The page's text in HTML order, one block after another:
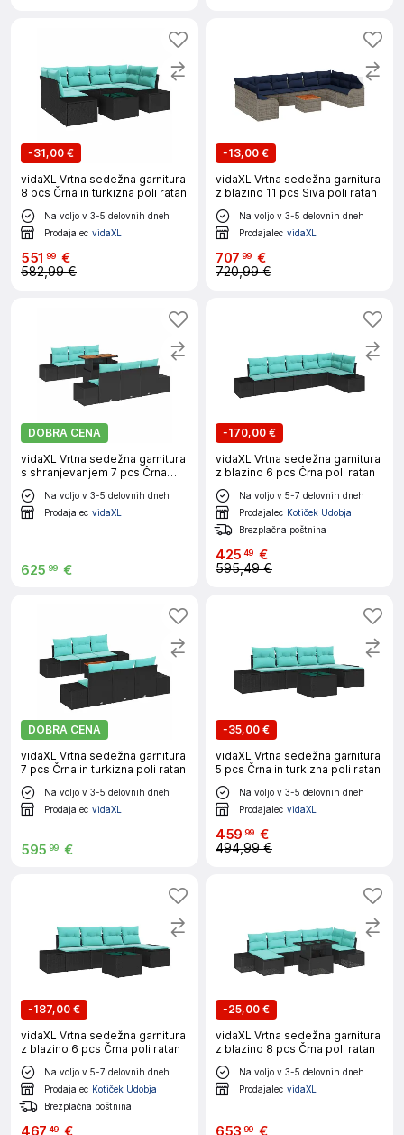
-31,00 €
vidaXL Vrtna sedežna garnitura
8 pcs Črna in turkizna poli ratan
Na voljo v 3-5 delovnih dneh
Prodajalec vidaXL
551 99 €
582,99 €
-13,00 €
vidaXL Vrtna sedežna garnitura
z blazino 11 pcs Siva poli ratan
Na voljo v 3-5 delovnih dneh
Prodajalec vidaXL
707 99 €
720,99 €
DOBRA CENA
vidaXL Vrtna sedežna garnitura
s shranjevanjem 7 pcs Črna
Poly ratan
Na voljo v 3-5 delovnih dneh
Prodajalec vidaXL
625 99 €
-170,00 €
vidaXL Vrtna sedežna garnitura
z blazino 6 pcs Črna poli ratan
Na voljo v 5-7 delovnih dneh
Prodajalec Kotiček Udobja
Brezplačna poštnina
425 49 €
595,49 €
DOBRA CENA
vidaXL Vrtna sedežna garnitura
7 pcs Črna in turkizna poli ratan
Na voljo v 3-5 delovnih dneh
Prodajalec vidaXL
595 99 €
-35,00 €
vidaXL Vrtna sedežna garnitura
5 pcs Črna in turkizna poli ratan
Na voljo v 3-5 delovnih dneh
Prodajalec vidaXL
459 99 €
494,99 €
-187,00 €
vidaXL Vrtna sedežna garnitura
z blazino 6 pcs Črna poli ratan
Na voljo v 5-7 delovnih dneh
Prodajalec Kotiček Udobja
Brezplačna poštnina
467 49 €
-25,00 €
vidaXL Vrtna sedežna garnitura
z blazino 8 pcs Črna poli ratan
Na voljo v 3-5 delovnih dneh
Prodajalec vidaXL
653 99 €